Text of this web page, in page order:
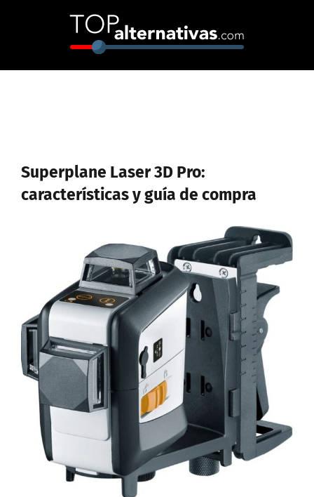
Superplane Laser 3D Pro:
características y guía de compra
grande